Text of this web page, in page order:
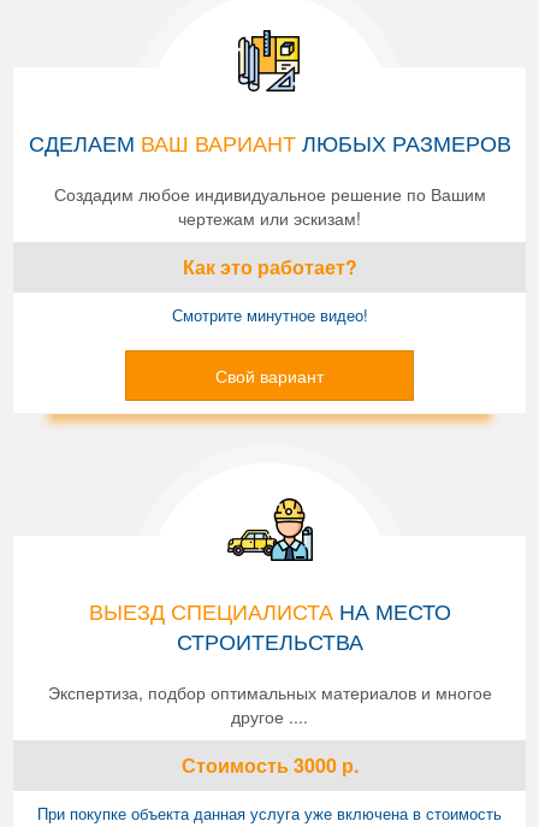
СДЕЛАЕМ ВАШ ВАРИАНТЛЮБЫХ РАЗМЕРОВ
Создадим любое индивидуальное решение по Вашим
чертежам или эскизам!
Как это работает?
Смотрите минутное видео!
Свой вариант
ВЫЕЗД СПЕЦИАЛИСТАНА МЕСТО
СТРОИТЕЛЬСТВА
Экспертиза, подбор оптимальных материалов и многое
другое ....
Стоимость3000р.
При покупке объекта данная услуга уже включена в стоимость